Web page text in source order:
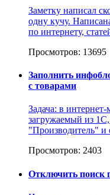
Заметку написал
одну кучу.
по интернету,
Просмотров: 13695
Заполнить
с товарами
Задача: в
загружаемый из 1С,
"Производитель" и
Просмотров: 2403
Отключить поиск